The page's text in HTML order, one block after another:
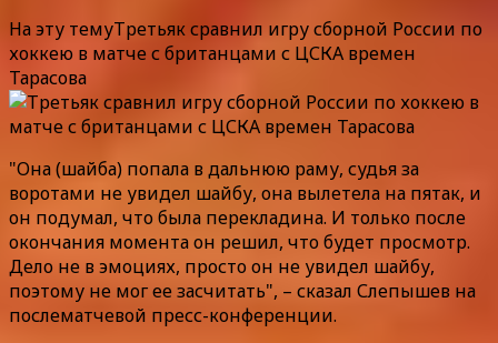
На эту темуТретьяк сравнил игру сборной России по
хоккею в матче с британцами с ЦСКА времен
Тарасова
"Она (шайба) попала в дальнюю раму, судья за
воротами не увидел шайбу, она вылетела на пятак, и
он подумал, что была перекладина. И только после
окончания момента он решил, что будет просмотр.
Дело не в эмоциях, просто он не увидел шайбу,
поэтому не мог ее засчитать", – сказал Слепышев на
послематчевой пресс-конференции.